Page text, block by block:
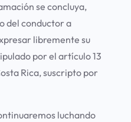
se concluya,
del conductor a
libremente su
por el artículo 13
Rica, suscripto por
luchando